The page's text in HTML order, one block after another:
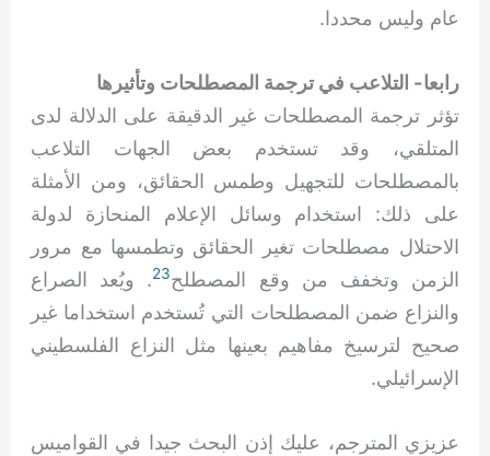
عام وليس محددا.
رابعا- التلاعب في ترجمة المصطلحات وتأثيرها
تؤثر ترجمة المصطلحات غير الدقيقة على الدلالة لدى
المتلقي، وقد تستخدم بعض الجهات التلاعب
بالمصطلحات للتجهيل وطمس الحقائق، ومن الأمثلة
على ذلك: استخدام وسائل الإعلام المنحازة لدولة
الاحتلال مصطلحات تغير الحقائق وتطمسها مع مرور
الزمن وتخفف من وقع المصطلح23. ويُعد الصراع
والنزاع ضمن المصطلحات التي تُستخدم استخداما غير
صحيح لترسيخ مفاهيم بعينها مثل النزاع الفلسطيني
الإسرائيلي.
عزيزي المترجم، عليك إذن البحث جيدا في القواميس